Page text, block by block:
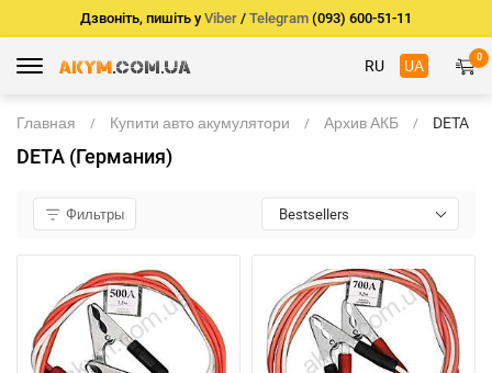
Дзвоніть, пишіть у Viber / Telegram (093) 600-51-11
RU UA 0
Главная Купити авто акумулятори Архив АКБ
DETA
DETA (Германия)
Фильтры Bestsellers